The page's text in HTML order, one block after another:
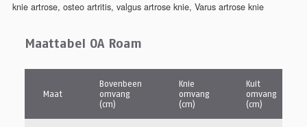
knie artrose, osteo artritis, valgus artrose knie, Varus artrose knie
Maattabel OA Roam
Maat
Bovenbeen
omvang
(cm)
Knie
omvang
(cm)
Kuit
omvang
(cm)